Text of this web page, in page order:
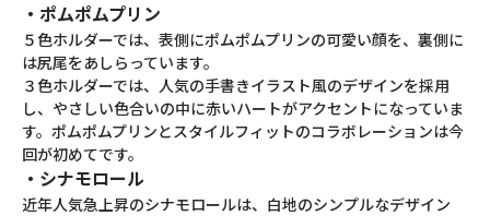
・ポムポムプリン
５色ホルダーでは、表側にポムポムプリンの可愛い顔を、裏側に
は尻尾をあしらっています。
３色ホルダーでは、人気の手書きイラスト風のデザインを採用
し、やさしい色合いの中に赤いハートがアクセントになっていま
す。ポムポムプリンとスタイルフィットのコラボレーションは今
回が初めてです。
・シナモロール
近年人気急上昇のシナモロールは、白地のシンプルなデザイン